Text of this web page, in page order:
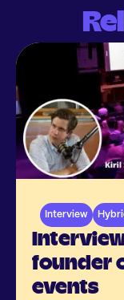
founder
events
Interview